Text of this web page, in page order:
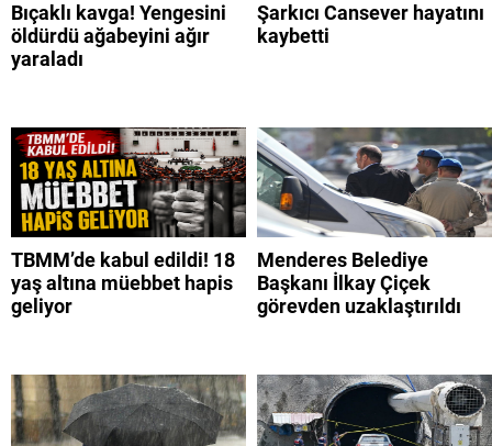
Bıçaklı kavga! Yengesini
öldürdü ağabeyini ağır
yaraladı
Şarkıcı Cansever hayatını
kaybetti
TBMM’de kabul edildi! 18
yaş altına müebbet hapis
geliyor
Menderes Belediye
Başkanı İlkay Çiçek
görevden uzaklaştırıldı